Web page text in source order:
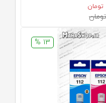
تومان
13 %